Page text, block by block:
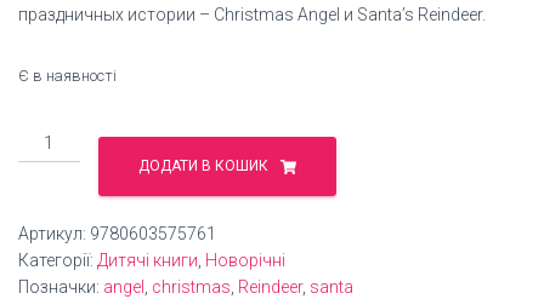
праздничных истории – Christmas Angel и Santa’s Reindeer.
Є в наявності
Christmas
Angel
ДОДАТИ В КОШИК
Артикул: 9780603575761
Категорії: Дитячі книги Новорічні
Позначки: angel christmas Reindeer, santa